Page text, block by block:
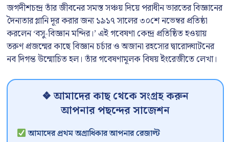
জগদীশচন্দ্র তাঁর জীবনের সমস্ত সঞ্চয় দিয়ে পরাধীন ভারতের বিজ্ঞানের
দৈন্যতার গ্লানি দূর করার জন্য ১৯১৭ সালের ৩০শে নভেম্বর প্রতিষ্ঠা
করলেন ‘বসু-বিজ্ঞান মন্দির।’ এই গবেষণা কেন্দ্র প্রতিষ্ঠিত হওয়ায়
তরুণ প্রজন্মের কাছে বিজ্ঞান চর্চার ও অজানা রহস্যের দ্বারোদ্ঘাটনের
নব দিগন্ত উন্মোচিত হল। তাঁর গবেষণামূলক বিষয় ইংরেজীতে লেখা।
❖ আমাদের কাছ থেকে সংগ্রহ করুন
আপনার পছন্দের সাজেশন
আমাদের প্রথম অগ্রাধিকার আপনার রেজাল্ট